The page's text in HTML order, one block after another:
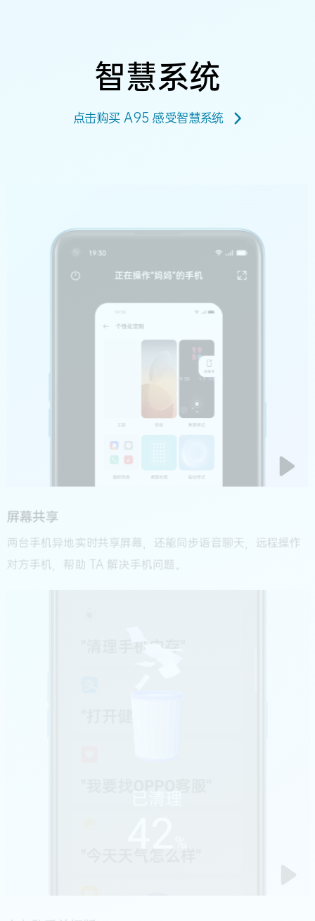
智慧系统
点击购买 A95 感受智慧系统
屏幕共享
两台手机异地实时共享屏幕，还能同步语音聊天，远程操作
对方手机，帮助 TA 解决手机问题。